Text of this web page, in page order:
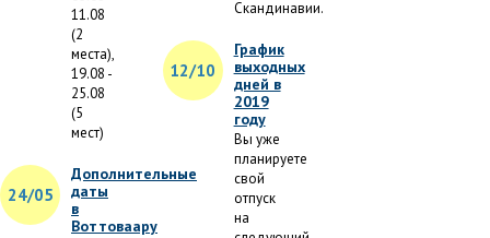
11.08
(2
места),
19.08 -
25.08
(5
мест)
24/05
Дополнительные
даты
в
Воттоваару
Скандинавии.
12/10
График
выходных
дней в
2019
году
Вы уже
планируете
свой
отпуск
на